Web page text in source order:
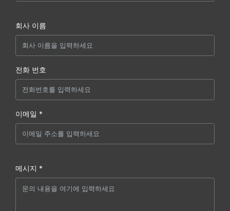
회사 이름
전화 번호
이메일 *
메시지 *